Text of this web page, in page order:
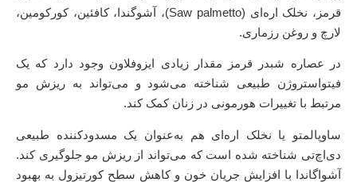
قرمز، نخلک اره‌ای (Saw palmetto)، آشوگندا، کافئین، کورکومین،
لارچ و روغن رزماری.
در عصاره شبدر قرمز مقدار زیادی ایزوفلاون وجود دارد که یک
فیتواستروژن طبیعی شناخته می‌شود و می‌تواند به ریزش مو
مرتبط با تغییرات هورمونی در زنان کمک کند.
ساوپالمتو یا نخلک اره‌ای هم به‌عنوان یک مسدودکننده طبیعی
دی‌اچ‌تی شناخته شده است که می‌تواند از ریزش مو جلوگیری کند.
آشواگاندا با افزایش جریان خون و کاهش سطح کورتیزول به بهبود